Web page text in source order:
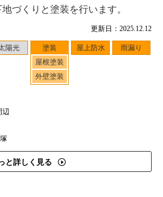
更新日：2025.12.12
陽光
塗装
屋根塗装
外壁塗装
屋上防水 雨漏り
辺
と詳しく見る
づくりと塗装を行います。